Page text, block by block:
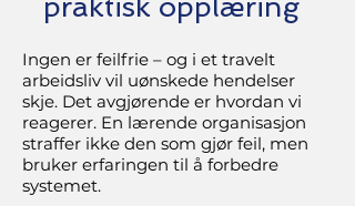
praktisk opplæring
Ingen er feilfrie – og i et travelt
arbeidsliv vil uønskede hendelser
skje. Det avgjørende er hvordan vi
reagerer. En lærende organisasjon
straffer ikke den som gjør feil, men
bruker erfaringen til å forbedre
systemet.